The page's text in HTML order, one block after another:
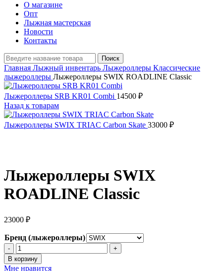
О магазине
Опт
Лыжная мастерская
Новости
Контакты
Поиск
Главная Лыжный инвентарь Лыжероллеры Классические
лыжероллеры Лыжероллеры SWIX ROADLINE Сlassic
Лыжероллеры SRB KR01 Combi 14500 ₽
Назад к товарам
Лыжероллеры SWIX TRIAC Carbon Skate 33000 ₽
Лыжероллеры SWIX
ROADLINE Сlassic
23000 ₽
Бренд (лыжероллеры)
Количество
товара
Лыжероллеры
В корзину
Мне нравится